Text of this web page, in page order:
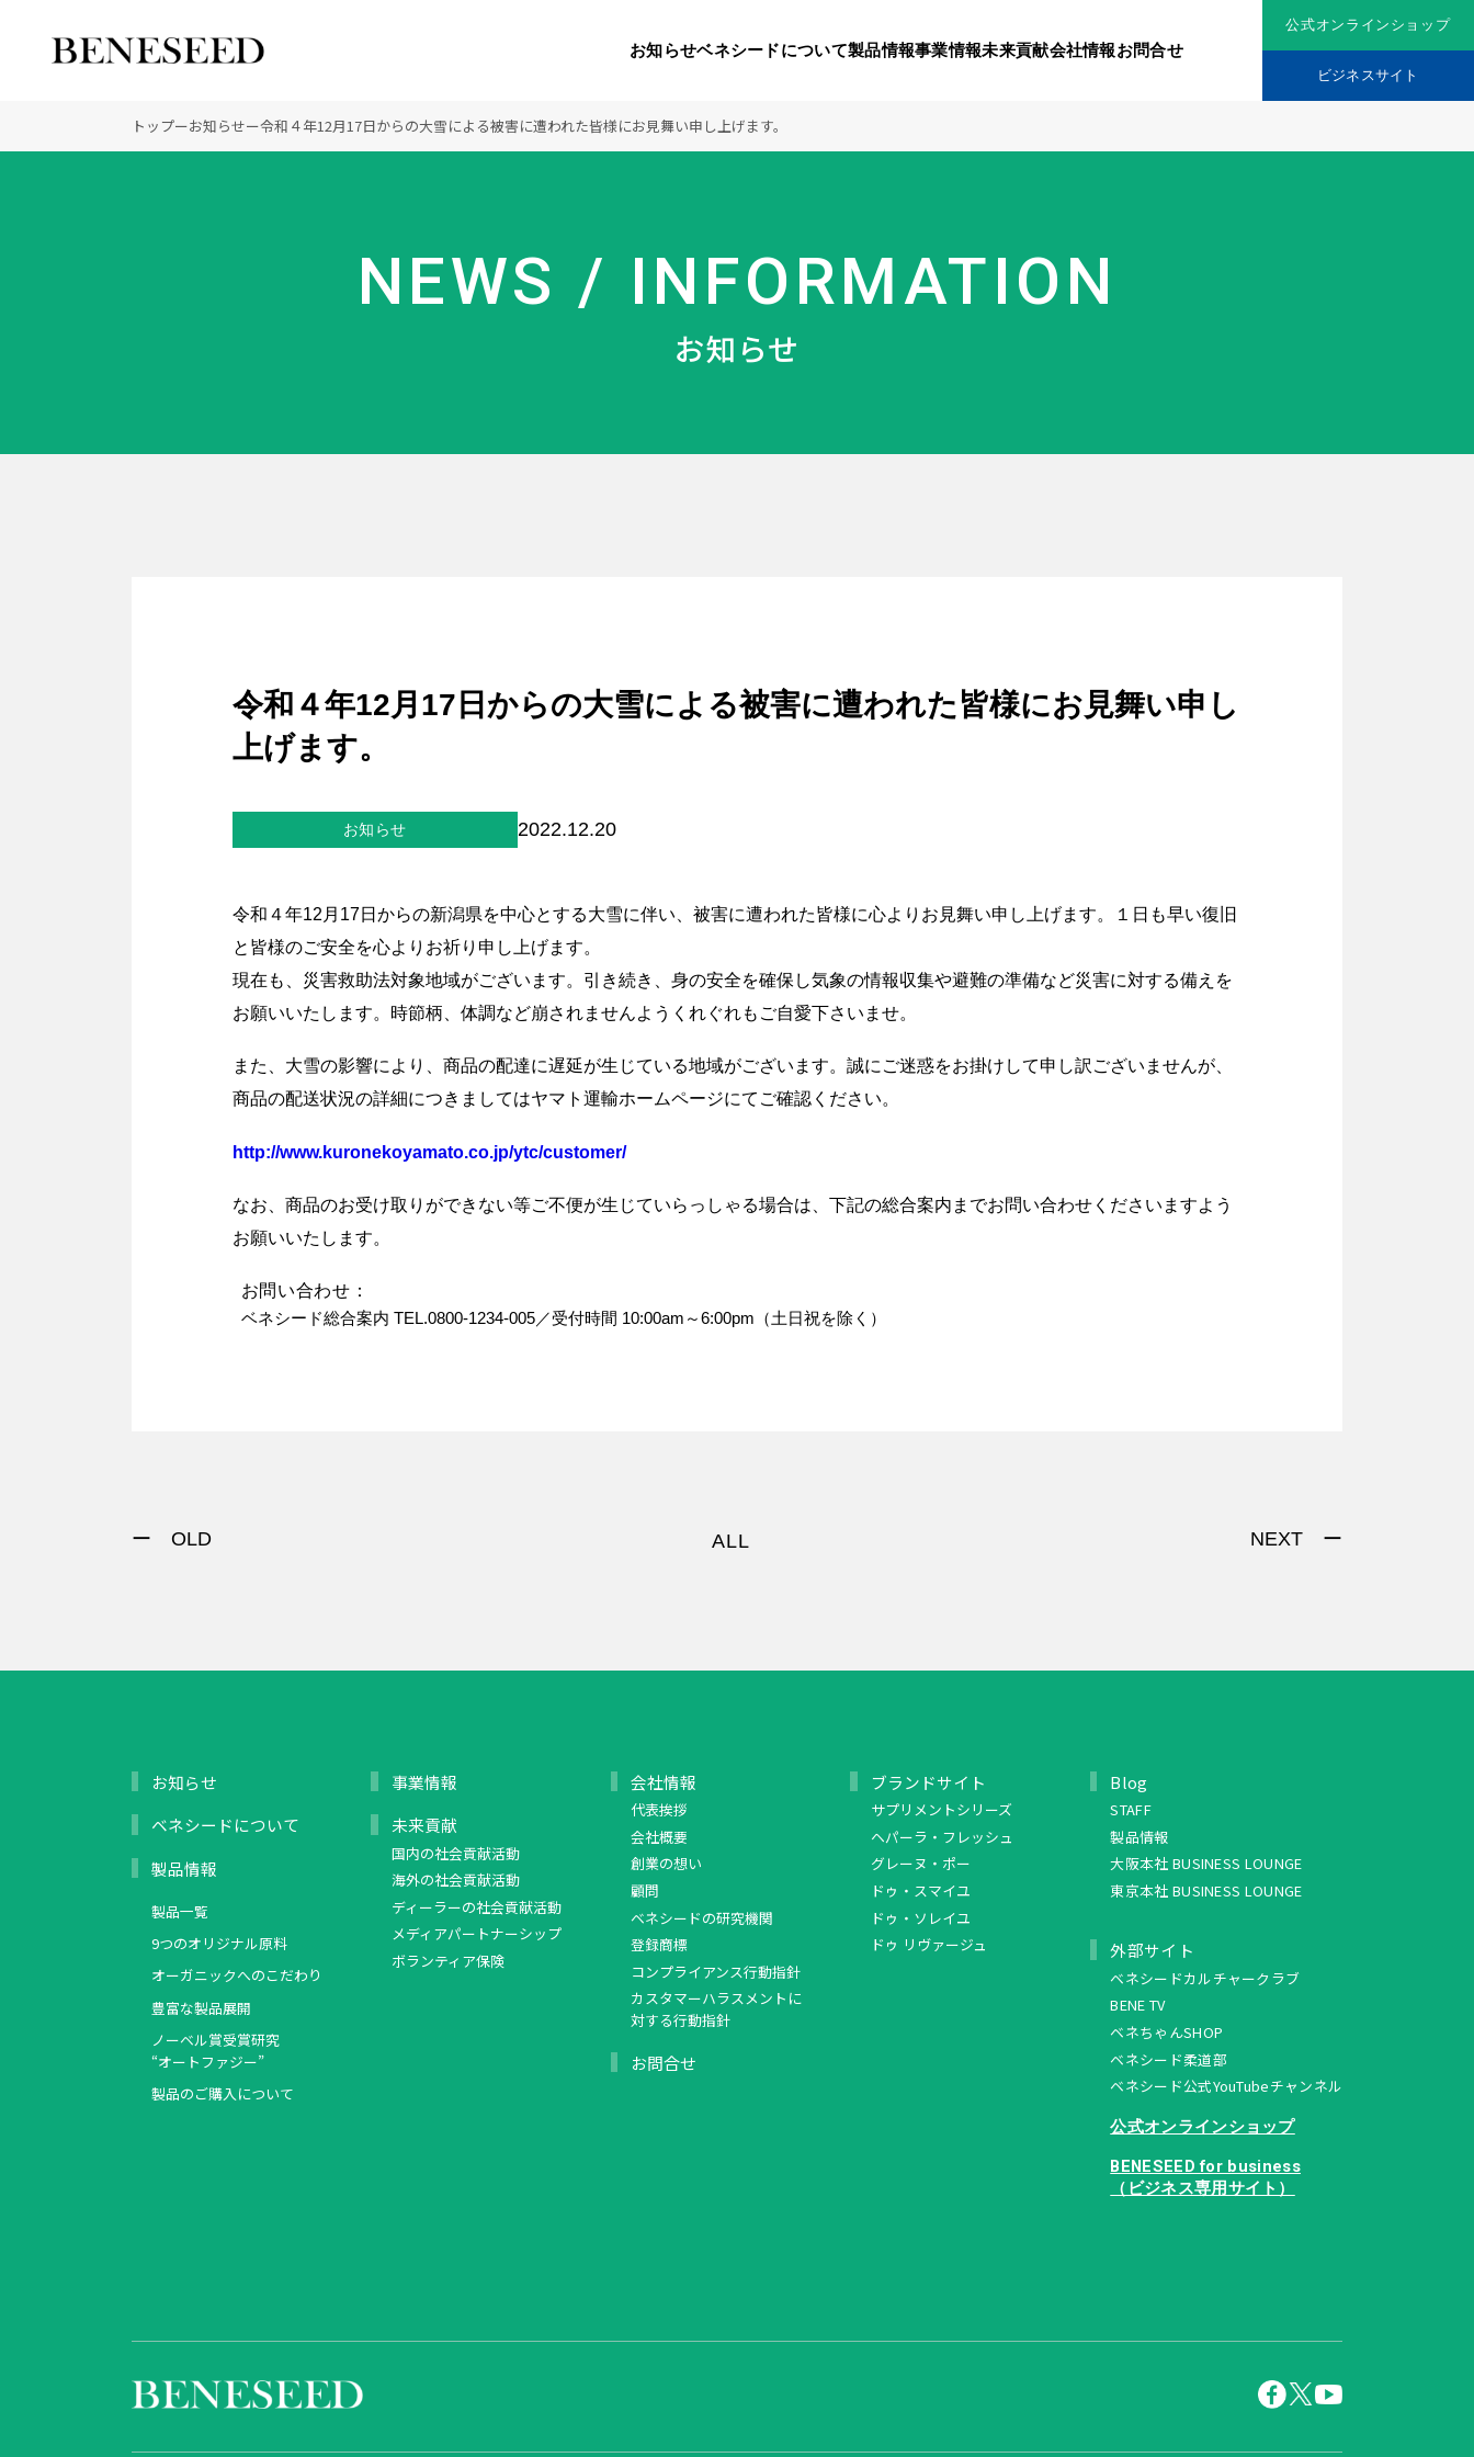
公式オンラインショップ
ビジネスサイト
お知らせ
ベネシードについて
事業情報
個人情報保護方針
著作権について
お知らせベネシードについて製品情報事業情報未来貢献会社情報お問合せ
公式オンラインショップ
ビジネスサイト
創業の想い 顧問 ベネシードの研究機関
コンプライアンス行動指針
ディーラーの社会貢献活動 メディアパートナーシップ ボランティア保険
オーガニックへのこだわり 製品のご購入について 豊富な製品を展開
トップーお知らせー令和４年12月17日からの大雪による被害に遭われた皆様にお見舞い申し上げます。
NEWS / INFORMATION
お知らせ
令和４年12月17日からの大雪による被害に遭われた皆様にお見舞い申し
上げます。
お知らせ 2022.12.20
令和４年12月17日からの新潟県を中心とする大雪に伴い、被害に遭われた皆様に心よりお見舞い申し上げます。１日も早い復旧
と皆様のご安全を心よりお祈り申し上げます。
現在も、災害救助法対象地域がございます。引き続き、身の安全を確保し気象の情報収集や避難の準備など災害に対する備えを
お願いいたします。時節柄、体調など崩されませんようくれぐれもご自愛下さいませ。
また、大雪の影響により、商品の配達に遅延が生じている地域がございます。誠にご迷惑をお掛けして申し訳ございませんが、
商品の配送状況の詳細につきましてはヤマト運輸ホームページにてご確認ください。
http://www.kuronekoyamato.co.jp/ytc/customer/
なお、商品のお受け取りができない等ご不便が生じていらっしゃる場合は、下記の総合案内までお問い合わせくださいますよう
お願いいたします。
お問い合わせ：
  ベネシード総合案内 TEL.0800-1234-005／受付時間 10:00am～6:00pm（土日祝を除く）
ー OLD ALL NEXT ー
お知らせ
ベネシードについて
製品情報
製品一覧
9つのオリジナル原料
オーガニックへのこだわり
豊富な製品展開
ノーベル賞受賞研究
“オートファジー”
製品のご購入について
事業情報
未来貢献
国内の社会貢献活動
海外の社会貢献活動
ディーラーの社会貢献活動
メディアパートナーシップ
ボランティア保険
会社情報
代表挨拶
会社概要
創業の想い
顧問
ベネシードの研究機関
登録商標
コンプライアンス行動指針
カスタマーハラスメントに
対する行動指針
お問合せ
ブランドサイト
サプリメントシリーズ
ヘパーラ・フレッシュ
グレーヌ・ポー
ドゥ・スマイユ
ドゥ・ソレイユ
ドゥ リヴァージュ
Blog
STAFF
製品情報
大阪本社 BUSINESS LOUNGE
東京本社 BUSINESS LOUNGE
外部サイト
ベネシードカルチャークラブ
BENE TV
ベネちゃんSHOP
ベネシード柔道部
ベネシード公式YouTubeチャンネル
公式オンラインショップ
BENESEED for business
（ビジネス専用サイト）